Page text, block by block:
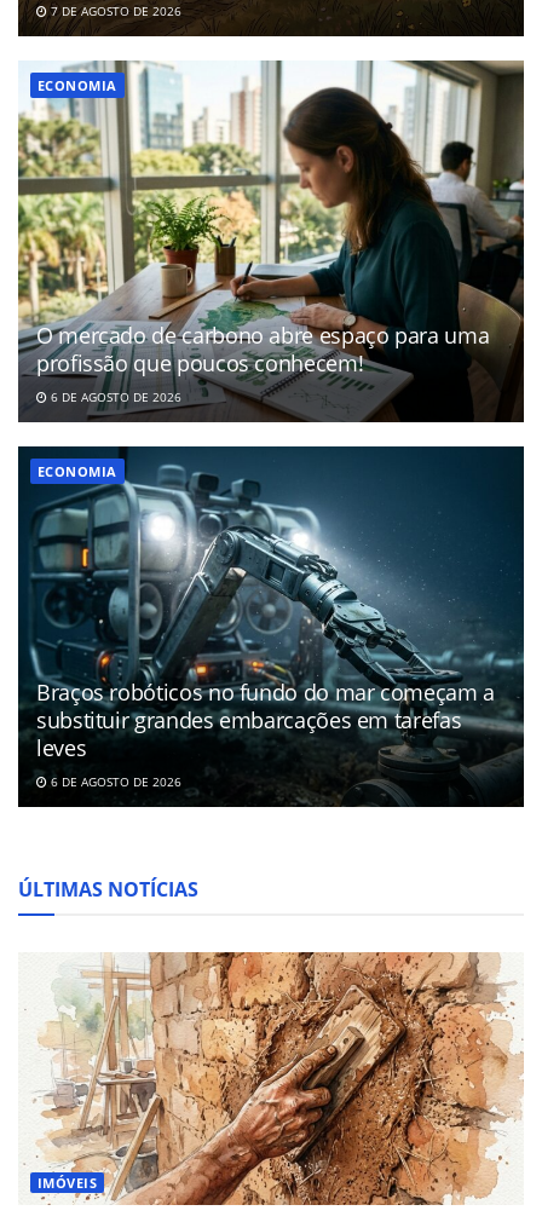
7 DE AGOSTO DE 2026
ECONOMIA
O mercado de carbono abre espaço para uma
profissão que poucos conhecem!
6 DE AGOSTO DE 2026
ECONOMIA
Braços robóticos no fundo do mar começam a
substituir grandes embarcações em tarefas
leves
6 DE AGOSTO DE 2026
ÚLTIMAS NOTÍCIAS
IMÓVEIS